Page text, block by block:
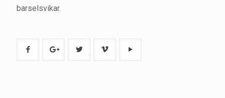
barselsvikar.